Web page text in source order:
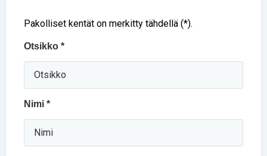
Pakolliset kentät on merkitty tähdellä (*).
Otsikko *
Nimi *